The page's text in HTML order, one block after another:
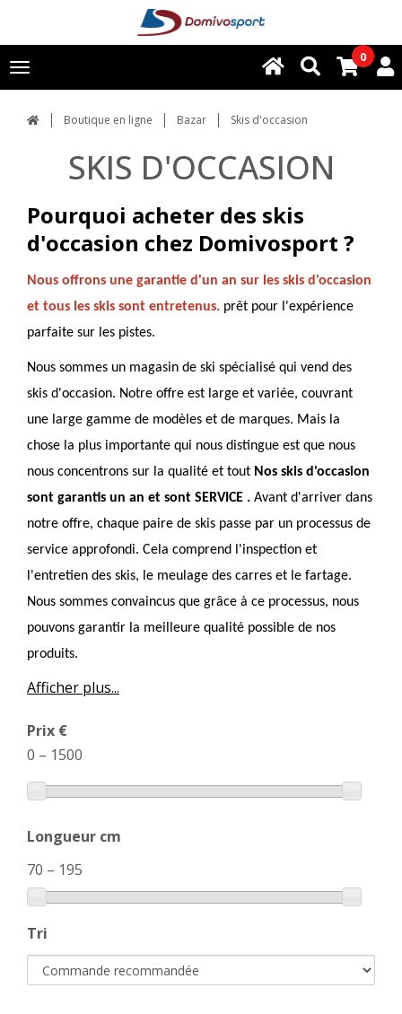
Toggle
navigation
0
Boutique en ligne Bazar Skis d'occasion
SKIS D'OCCASION
Pourquoi acheter des skis
d'occasion chez Domivosport ?
Nous offrons une garantie d'un an sur les skis d'occasion
et tous les skis sont entretenus. prêt pour l'expérience
parfaite sur les pistes.
Nous sommes un magasin de ski spécialisé qui vend des
skis d'occasion. Notre offre est large et variée, couvrant
une large gamme de modèles et de marques. Mais la
chose la plus importante qui nous distingue est que nous
nous concentrons sur la qualité et tout Nos skis d'occasion
sont garantis un an et sont SERVICE . Avant d'arriver dans
notre offre, chaque paire de skis passe par un processus de
service approfondi. Cela comprend l'inspection et
l'entretien des skis, le meulage des carres et le fartage.
Nous sommes convaincus que grâce à ce processus, nous
pouvons garantir la meilleure qualité possible de nos
produits.
Afficher plus...
Prix €
0 – 1500
Longueur cm
70 – 195
Tri